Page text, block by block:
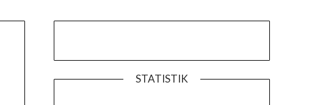
STATISTIK